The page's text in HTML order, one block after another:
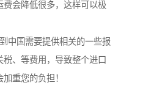
费会降低很多，这样可以极
中国需要提供相关的一些报
、等费用，导致整个进口
重您的负担！